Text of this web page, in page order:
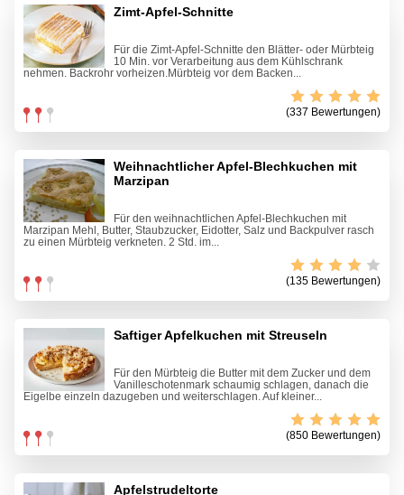
Zimt-Apfel-Schnitte
Für die Zimt-Apfel-Schnitte den Blätter- oder Mürbteig
10 Min. vor Verarbeitung aus dem Kühlschrank
nehmen. Backrohr vorheizen.Mürbteig vor dem Backen...
(337 Bewertungen)
Weihnachtlicher Apfel-Blechkuchen mit
Marzipan
Für den weihnachtlichen Apfel-Blechkuchen mit
Marzipan Mehl, Butter, Staubzucker, Eidotter, Salz und Backpulver rasch
zu einen Mürbteig verkneten. 2 Std. im...
(135 Bewertungen)
Saftiger Apfelkuchen mit Streuseln
Für den Mürbteig die Butter mit dem Zucker und dem
Vanilleschotenmark schaumig schlagen, danach die
Eigelbe einzeln dazugeben und weiterschlagen. Auf kleiner...
(850 Bewertungen)
Apfelstrudeltorte